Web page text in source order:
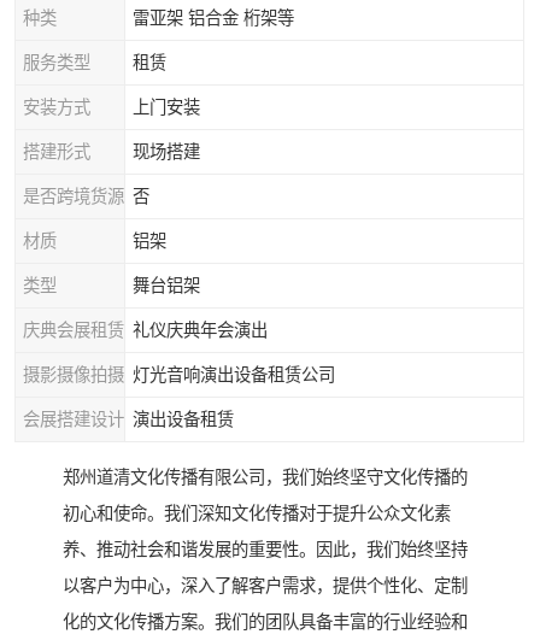
种类 雷亚架 铝合金 桁架等
服务类型 租赁
安装方式 上门安装
搭建形式 现场搭建
是否跨境货源 否
材质 铝架
类型 舞台铝架
庆典会展租赁 礼仪庆典年会演出
摄影摄像拍摄 灯光音响演出设备租赁公司
会展搭建设计 演出设备租赁
郑州道清文化传播有限公司，我们始终坚守文化传播的
初心和使命。我们深知文化传播对于提升公众文化素
养、推动社会和谐发展的重要性。因此，我们始终坚持
以客户为中心，深入了解客户需求，提供个性化、定制
化的文化传播方案。我们的团队具备丰富的行业经验和